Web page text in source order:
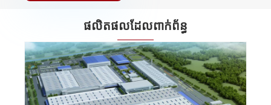
ផលិតផលដែលពាក់ព័ន្ធ